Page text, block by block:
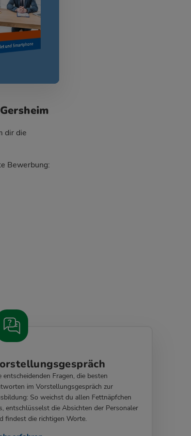
dir die
Bewerbung:
entscheidenden Fragen, die besten
im Vorstellungsgespräch zur
So weichst du allen Fettnäpfchen
entschlüsselst die Absichten der Personaler
findest die richtigen Worte.